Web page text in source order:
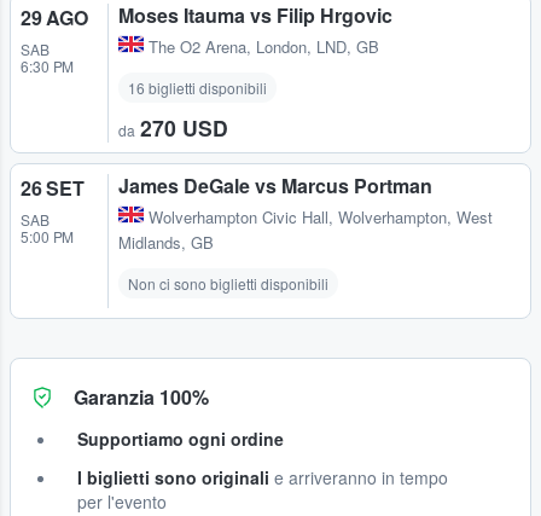
29 AGO
SAB
6:30 PM
Moses Itauma vs Filip Hrgovic
The O2 Arena, London, LND, GB
16 biglietti disponibili
da 270 USD
26 SET
SAB
5:00 PM
James DeGale vs Marcus Portman
Wolverhampton Civic Hall, Wolverhampton, West
Midlands, GB
Non ci sono biglietti disponibili
Garanzia 100%
Supportiamo ogni ordine
I biglietti sono originali e arriveranno in tempo
per l'evento